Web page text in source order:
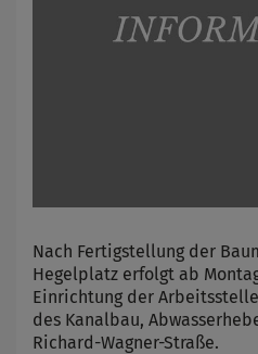
Nach Fertigstellung der
Hegelplatz erfolgt ab
Einrichtung der
des Kanalbau,
Richard-Wagner-Straße.